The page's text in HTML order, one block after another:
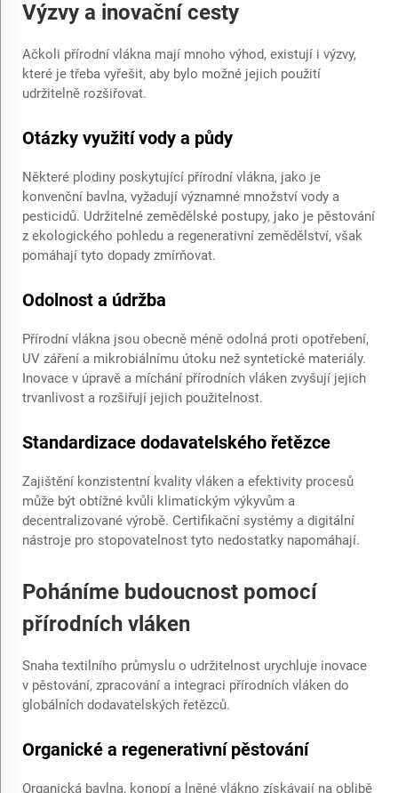
Výzvy a inovační cesty
Ačkoli přírodní vlákna mají mnoho výhod, existují i výzvy,
které je třeba vyřešit, aby bylo možné jejich použití
udržitelně rozšiřovat.
Otázky využití vody a půdy
Některé plodiny poskytující přírodní vlákna, jako je
konvenční bavlna, vyžadují významné množství vody a
pesticidů. Udržitelné zemědělské postupy, jako je pěstování
z ekologického pohledu a regenerativní zemědělství, však
pomáhají tyto dopady zmírňovat.
Odolnost a údržba
Přírodní vlákna jsou obecně méně odolná proti opotřebení,
UV záření a mikrobiálnímu útoku než syntetické materiály.
Inovace v úpravě a míchání přírodních vláken zvyšují jejich
trvanlivost a rozšiřují jejich použitelnost.
Standardizace dodavatelského řetězce
Zajištění konzistentní kvality vláken a efektivity procesů
může být obtížné kvůli klimatickým výkyvům a
decentralizované výrobě. Certifikační systémy a digitální
nástroje pro stopovatelnost tyto nedostatky napomáhají.
Poháníme budoucnost pomocí
přírodních vláken
Snaha textilního průmyslu o udržitelnost urychluje inovace
v pěstování, zpracování a integraci přírodních vláken do
globálních dodavatelských řetězců.
Organické a regenerativní pěstování
Organická bavlna, konopí a lněné vlákno získávají na oblibě